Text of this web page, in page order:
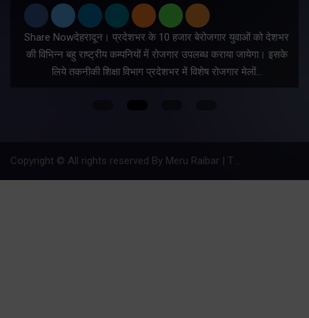
Share Nowदेहरादून। प्रदेशभर के 10 हजार बेरोजगार युवाओं को देशभर
की विभिन्न बहु राष्ट्रीय कम्पनियों में रोजगार उपलब्ध कराया जायेगा। इसके
लिये तकनीकी शिक्षा विभाग प्रदेशभर में विशेष रोजगार मेलों…
Copyright © All rights reserved By Meru Raibar | Theme by